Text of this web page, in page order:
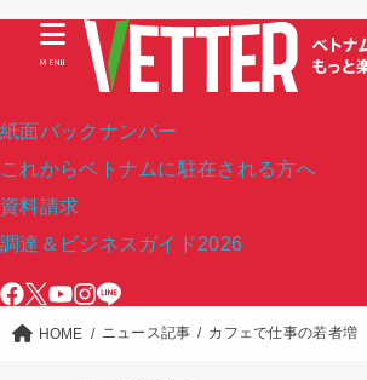
紙面バックナンバー
これからベトナムに駐在される方へ
資料請求
調達＆ビジネスガイド2026
MENU
HOME ニュース記事 カフェで仕事の若者